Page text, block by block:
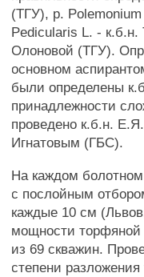
(ТГУ), p.
Pedicularis L. -
Олоновой (ТГУ).
основном
были определены
принадлежности
проведено к.б.н.
Игнатовым (ГБС).
На каждом
с послойным
каждые 10 см
мощности торфяной
из 69 скважин.
степени